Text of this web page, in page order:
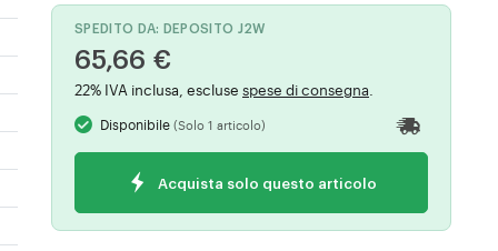
SPEDITO DA: DEPOSITO J2W
65,66 €
22% IVA inclusa, escluse spese di consegna
Disponibile(Solo 1 articolo)
Acquista solo questo articolo